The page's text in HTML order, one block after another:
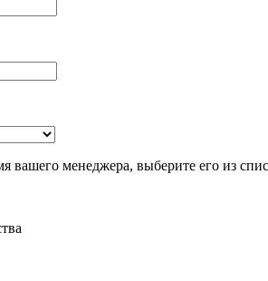
вашего менеджера, выберите его из